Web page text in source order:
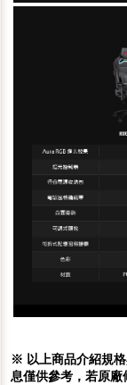
※ 以上商品介紹規
息僅供參考，若原